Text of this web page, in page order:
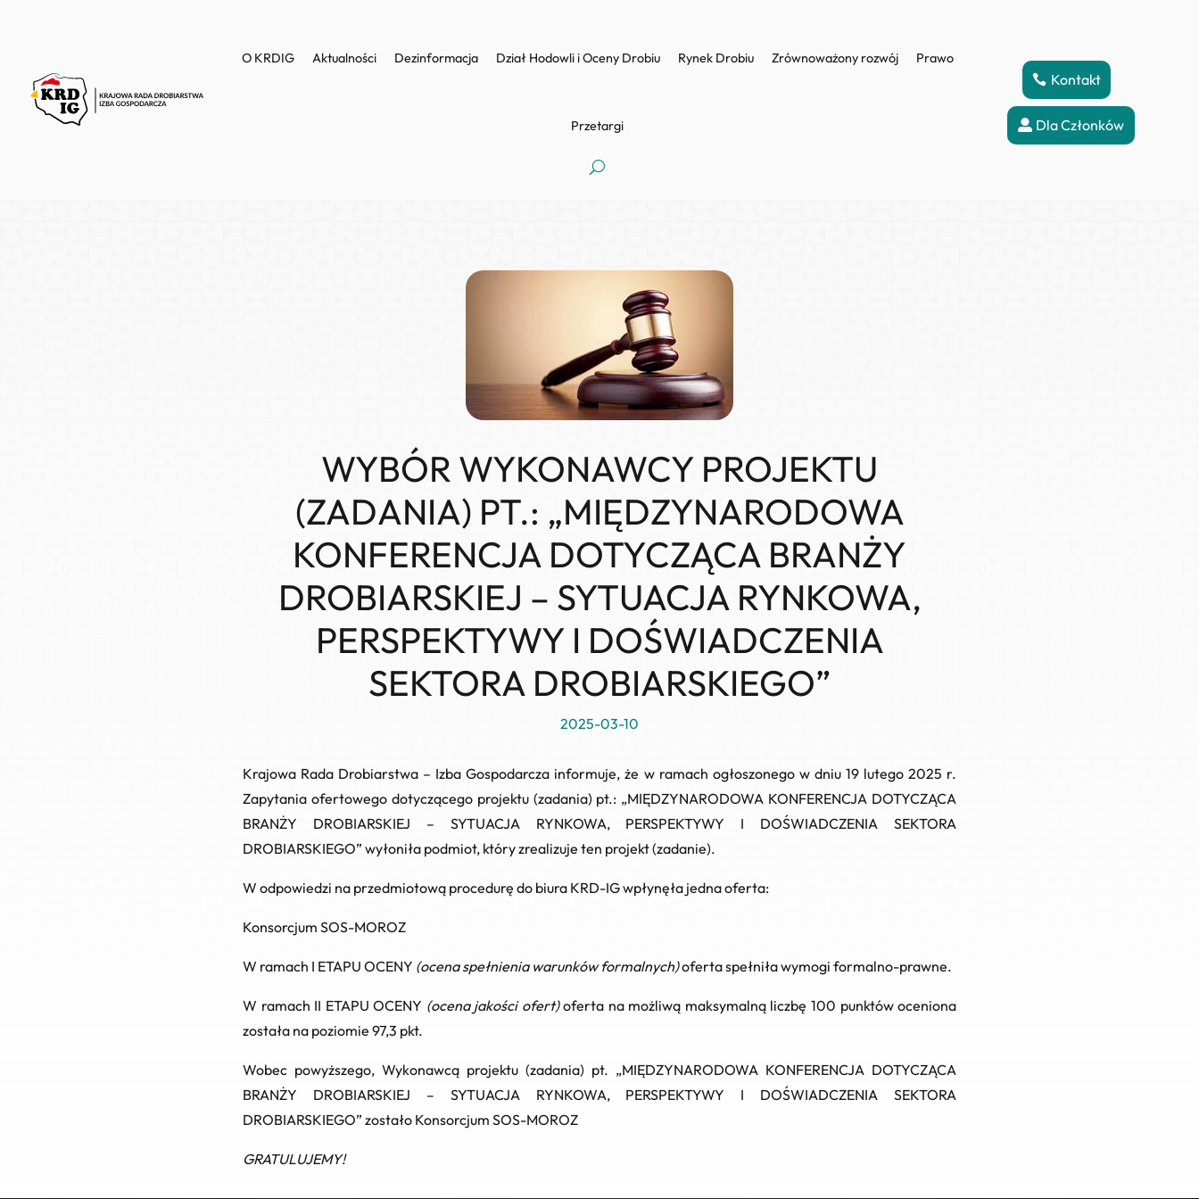
O KRDIG Aktualności Dezinformacja Dział Hodowli i Oceny Drobiu Rynek Drobiu Zrównoważony rozwój Prawo
Przetargi
Kontakt
Dla Członków
WYBÓR WYKONAWCY PROJEKTU
(ZADANIA) PT.: „MIĘDZYNARODOWA
KONFERENCJA DOTYCZĄCA BRANŻY
DROBIARSKIEJ – SYTUACJA RYNKOWA,
PERSPEKTYWY I DOŚWIADCZENIA
SEKTORA DROBIARSKIEGO”
2025-03-10
Krajowa Rada Drobiarstwa – Izba Gospodarcza informuje, że w ramach ogłoszonego w dniu 19 lutego 2025 r.
Zapytania ofertowego dotyczącego projektu (zadania) pt.: „MIĘDZYNARODOWA KONFERENCJA DOTYCZĄCA
BRANŻY DROBIARSKIEJ – SYTUACJA RYNKOWA, PERSPEKTYWY I DOŚWIADCZENIA SEKTORA
DROBIARSKIEGO” wyłoniła podmiot, który zrealizuje ten projekt (zadanie).
W odpowiedzi na przedmiotową procedurę do biura KRD-IG wpłynęła jedna oferta:
Konsorcjum SOS-MOROZ
W ramach I ETAPU OCENY (ocena spełnienia warunków formalnych)oferta spełniła wymogi formalno-prawne.
W ramach II ETAPU OCENY (ocena jakości ofert)oferta na możliwą maksymalną liczbę 100 punktów oceniona
została na poziomie 97,3 pkt.
Wobec powyższego, Wykonawcą projektu (zadania) pt. „MIĘDZYNARODOWA KONFERENCJA DOTYCZĄCA
BRANŻY DROBIARSKIEJ – SYTUACJA RYNKOWA, PERSPEKTYWY I DOŚWIADCZENIA SEKTORA
DROBIARSKIEGO” zostało Konsorcjum SOS-MOROZ
GRATULUJEMY!